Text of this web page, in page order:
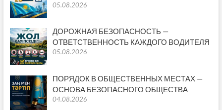
05.08.2026
ДОРОЖНАЯ БЕЗОПАСНОСТЬ —
ОТВЕТСТВЕННОСТЬ КАЖДОГО ВОДИТЕЛЯ
05.08.2026
ПОРЯДОК В ОБЩЕСТВЕННЫХ МЕСТАХ —
ОСНОВА БЕЗОПАСНОГО ОБЩЕСТВА
04.08.2026